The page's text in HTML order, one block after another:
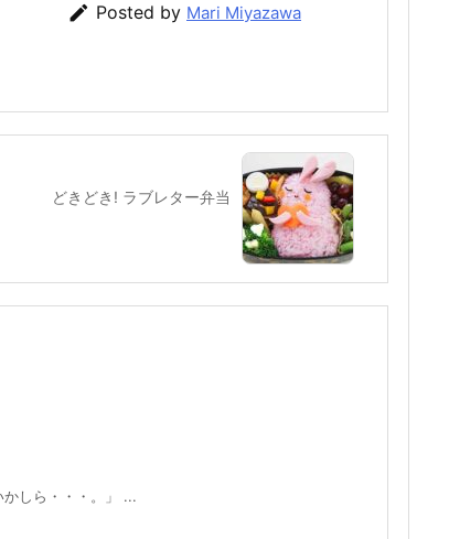
 Posted by Mari Miyazawa
どきどき! ラブレター弁当
しら・・・。」 ...